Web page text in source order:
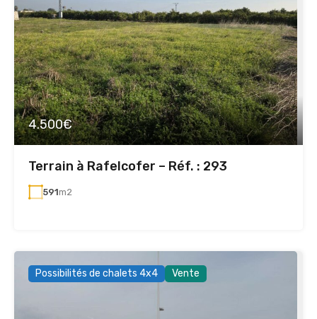
4.500€
Terrain à Rafelcofer – Réf. : 293
591m2
Possibilités de chalets 4x4 Vente